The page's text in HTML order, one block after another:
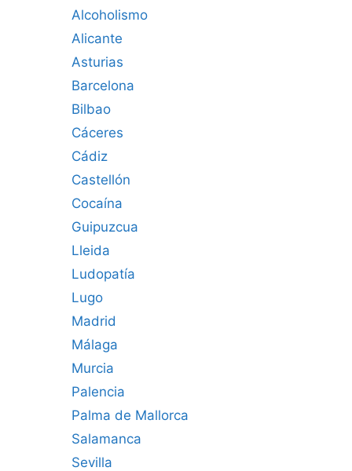
Alcoholismo
Alicante
Asturias
Barcelona
Bilbao
Cáceres‎
Cádiz
Castellón
Cocaína
Guipuzcua
Lleida
Ludopatía
Lugo
Madrid
Málaga
Murcia
Palencia
Palma de Mallorca
Salamanca
Sevilla